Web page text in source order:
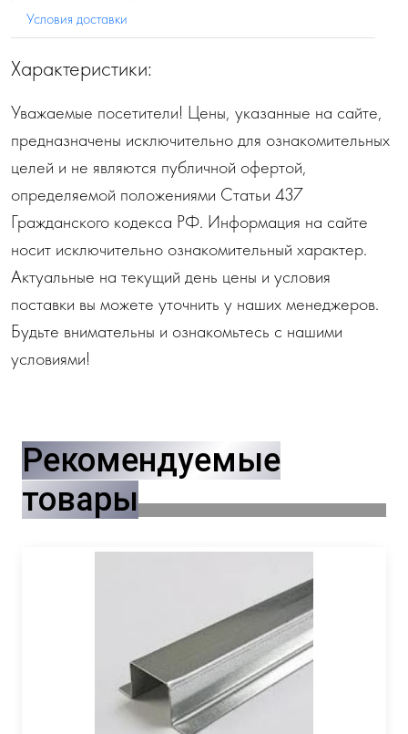
Условия доставки
Характеристики:
Уважаемые посетители! Цены, указанные на сайте,
предназначены исключительно для ознакомительных
целей и не являются публичной офертой,
определяемой положениями Статьи 437
Гражданского кодекса РФ. Информация на сайте
носит исключительно ознакомительный характер.
Актуальные на текущий день цены и условия
поставки вы можете уточнить у наших менеджеров.
Будьте внимательны и ознакомьтесь с нашими
условиями!
Рекомендуемые
товары